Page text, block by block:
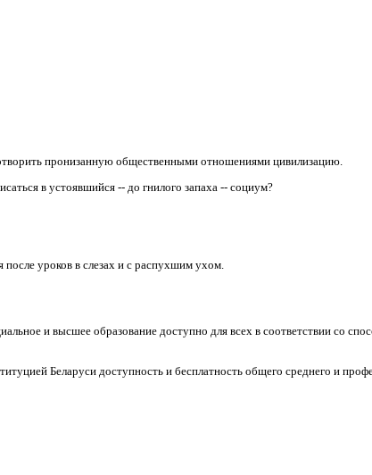
пронизанную общественными отношениями цивилизацию.
в устоявшийся -- до гнилого запаха -- социум?
уроков в слезах и с распухшим ухом.
и высшее образование доступно для всех в соответствии со
Беларуси доступность и бесплатность общего среднего и